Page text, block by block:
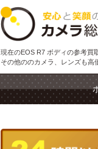
現在のEOS R7 ボディの参考買
その他ののカメラ、レンズも高